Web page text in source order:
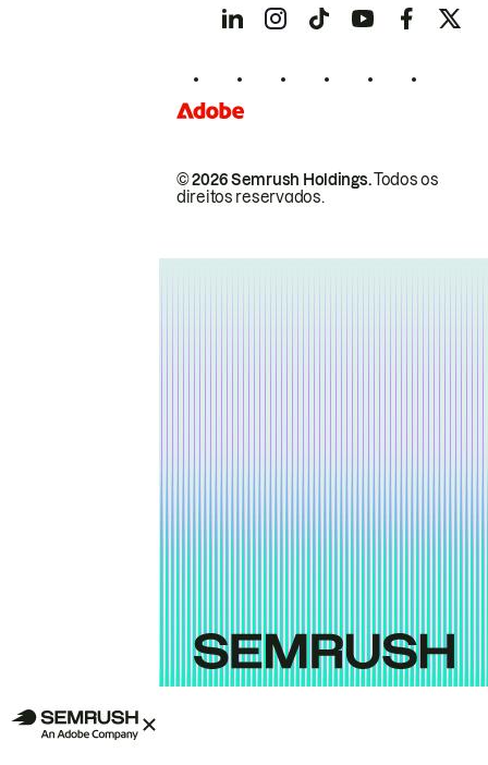
© 2026 Semrush Holdings.Todos os
direitos reservados.